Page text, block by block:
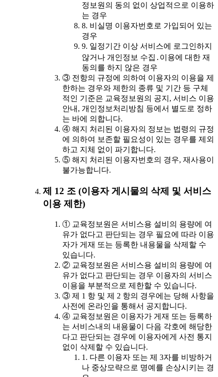
정보원의 동의 없이 상업적으로 이용하
는 경우
8. 비실명 이용자번호로 가입되어 있는
경우
9. 일정기간 이상 서비스에 로그인하지
않거나 개인정보 수집․이용에 대한 재
동의를 하지 않은 경우
③ 전항의 규정에 의하여 이용자의 이용을 제
한하는 경우와 제한의 종류 및 기간 등 구체
적인 기준은 교육정보원의 공지, 서비스 이용
안내, 개인정보처리방침 등에서 별도로 정하
는 바에 의합니다.
④ 해지 처리된 이용자의 정보는 법령의 규정
에 의하여 보존할 필요성이 있는 경우를 제외
하고 지체 없이 파기합니다.
⑤ 해지 처리된 이용자번호의 경우, 재사용이
불가능합니다.
제 12 조 (이용자 게시물의 삭제 및 서비스
이용 제한)
① 교육정보원은 서비스용 설비의 용량에 여
유가 없다고 판단되는 경우 필요에 따라 이용
자가 게재 또는 등록한 내용물을 삭제할 수
있습니다.
② 교육정보원은 서비스용 설비의 용량에 여
유가 없다고 판단되는 경우 이용자의 서비스
이용을 부분적으로 제한할 수 있습니다.
③ 제 1 항 및 제 2 항의 경우에는 당해 사항을
사전에 온라인을 통해서 공지합니다.
④ 교육정보원은 이용자가 게재 또는 등록하
는 서비스내의 내용물이 다음 각호에 해당한
다고 판단되는 경우에 이용자에게 사전 통지
없이 삭제할 수 있습니다.
1. 다른 이용자 또는 제 3자를 비방하거
나 중상모략으로 명예를 손상시키는 경